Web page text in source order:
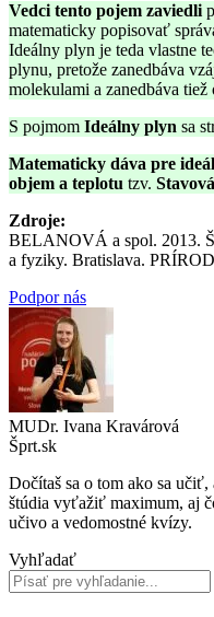
Vedci tento pojem zaviedli
matematicky popisovať
Ideálny plyn je teda vlastne
plynu, pretože zanedbáva
molekulami a zanedbáva
S pojmom Ideálny plyn sa
Matematicky dáva pre
objem a teplotu tzv.
Zdroje:
BELANOVÁ a spol. 2013.
a fyziky. Bratislava.
Podpor nás
MUDr. Ivana Kravárová
Šprt.sk
Dočítaš sa o tom ako sa
štúdia vyťažiť maximum, aj
učivo a vedomostné kvízy.
Vyhľadať